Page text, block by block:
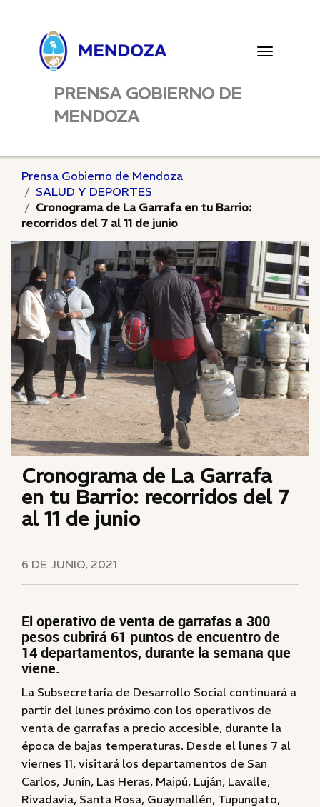
Toggle
PRENSA GOBIERNO DE
MENDOZA
Prensa Gobierno de Mendoza
SALUD Y DEPORTES
Cronograma de La Garrafa en tu Barrio:
recorridos del 7 al 11 de junio
Cronograma de La Garrafa
en tu Barrio: recorridos del 7
al 11 de junio
6 DE JUNIO, 2021
El operativo de venta de garrafas a 300
pesos cubrirá 61 puntos de encuentro de
14 departamentos, durante la semana que
viene.
La Subsecretaría de Desarrollo Social continuará a
partir del lunes próximo con los operativos de
venta de garrafas a precio accesible, durante la
época de bajas temperaturas. Desde el lunes 7 al
viernes 11, visitará los departamentos de San
Carlos, Junín, Las Heras, Maipú, Luján, Lavalle,
Rivadavia, Santa Rosa, Guaymallén, Tupungato,